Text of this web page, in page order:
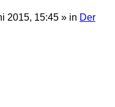
2015, 15:45 » in Der